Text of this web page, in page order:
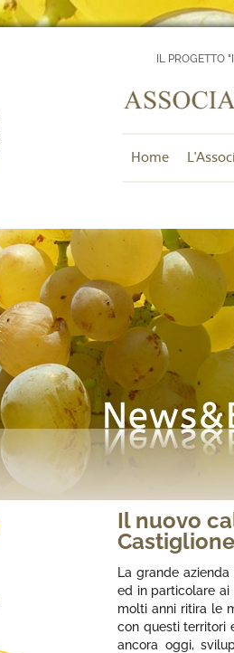
IL PROGETTO
Home
Il nuovo
La grande
ed in particolare ai
molti anni ritira le
con questi territori
ancora oggi,